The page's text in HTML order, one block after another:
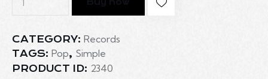
CATEGORY: Records
TAGS: Pop, Simple
PRODUCT ID: 2340